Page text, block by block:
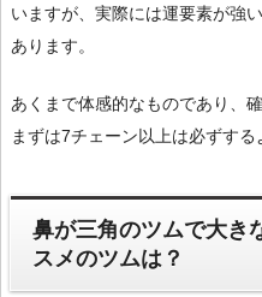
いますが、実際には運要素が強
あります。
あくまで体感的なものであり、
まずは7チェーン以上は必ずする
鼻が三角のツムで大き
スメのツムは？